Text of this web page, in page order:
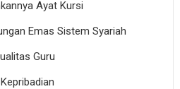
Ayat Kursi
Emas Sistem Syariah
Guru